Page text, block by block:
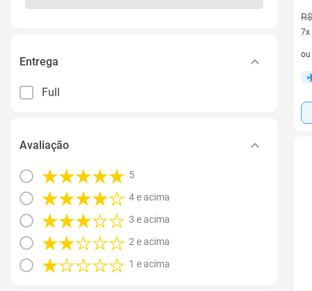
Entrega
Full
Avaliação
5
4 e acima
3 e acima
2 e acima
1 e acima
7x
7
ou